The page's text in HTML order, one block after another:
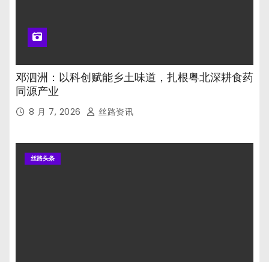
邓泗洲：以科创赋能乡土味道，扎根粤北深耕食药
同源产业
8 月 7, 2026 丝路资讯
丝路头条